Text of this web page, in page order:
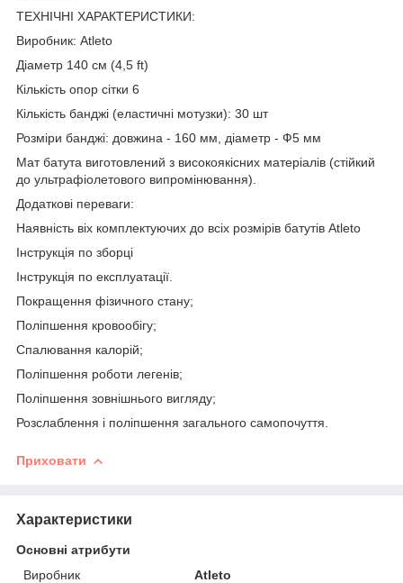
ТЕХНІЧНІ ХАРАКТЕРИСТИКИ:
Виробник: Atleto
Діаметр 140 см (4,5 ft)
Кількість опор сітки 6
Кількість банджі (еластичні мотузки): 30 шт
Розміри банджі: довжина - 160 мм, діаметр - Ф5 мм
Мат батута виготовлений з високоякісних матеріалів (стійкий
до ультрафіолетового випромінювання).
Додаткові переваги:
Наявність віх комплектуючих до всіх розмірів батутів Atleto
Інструкція по зборці
Інструкція по експлуатації.
Покращення фізичного стану;
Поліпшення кровообігу;
Спалювання калорій;
Поліпшення роботи легенів;
Поліпшення зовнішнього вигляду;
Розслаблення і поліпшення загального самопочуття.
Приховати
Характеристики
Основні атрибути
Виробник
Atleto